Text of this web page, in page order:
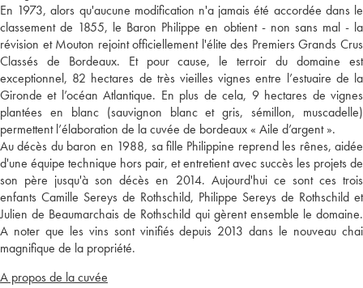
En 1973, alors qu'aucune modification n'a jamais été accordée dans le
classement de 1855, le Baron Philippe en obtient - non sans mal - la
révision et Mouton rejoint officiellement l'élite des Premiers Grands Crus
Classés de Bordeaux. Et pour cause, le terroir du domaine est
exceptionnel, 82 hectares de très vieilles vignes entre l’estuaire de la
Gironde et l’océan Atlantique. En plus de cela, 9 hectares de vignes
plantées en blanc (sauvignon blanc et gris, sémillon, muscadelle)
permettent l’élaboration de la cuvée de bordeaux « Aile d’argent ».
Au décès du baron en 1988, sa fille Philippine reprend les rênes, aidée
d'une équipe technique hors pair, et entretient avec succès les projets de
son père jusqu'à son décès en 2014. Aujourd'hui ce sont ces trois
enfants Camille Sereys de Rothschild, Philippe Sereys de Rothschild et
Julien de Beaumarchais de Rothschild qui gèrent ensemble le domaine.
A noter que les vins sont vinifiés depuis 2013 dans le nouveau chai
magnifique de la propriété.
A propos de la cuvée